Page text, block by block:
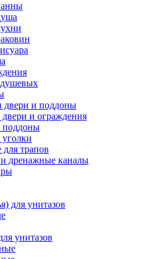
душевых
двери и поддоны
и ограждения
трапов
дренажные каналы
для унитазов
унитазов